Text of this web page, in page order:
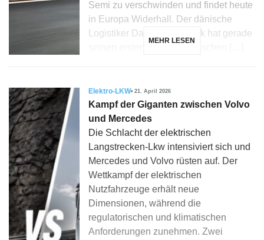
Semi zu verschwinden und findet heute
in Europa Widerhall. Der dänische
Logistiker Dansk Auto Logik hat gerade
MEHR LESEN
Elektro-LKW 21. April 2026
Kampf der Giganten zwischen Volvo
und Mercedes
Die Schlacht der elektrischen
Langstrecken-Lkw intensiviert sich und
Mercedes und Volvo rüsten auf. Der
Wettkampf der elektrischen
Nutzfahrzeuge erhält neue
Dimensionen, während die
regulatorischen und klimatischen
Anforderungen zunehmen. Zwei